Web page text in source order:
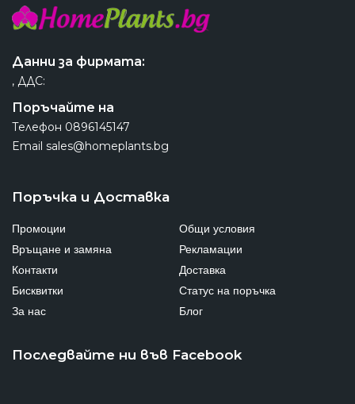
Данни за фирмата:
, ДДС:
Поръчайте на
Телефон 0896145147
Email sales@homeplants.bg
Поръчка и Доставка
Промоции
Общи условия
Връщане и замяна
Рекламации
Контакти
Доставка
Бисквитки
Статус на поръчка
За нас
Блог
Последвайте ни във Facebook